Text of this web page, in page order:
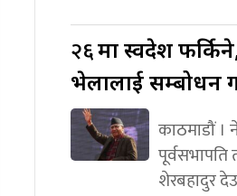
२६मा स्वदेश फर्किने,
भेलालाई सम्बोधन
काठमाडौं ।
पूर्वसभापति
शेरबहादुर